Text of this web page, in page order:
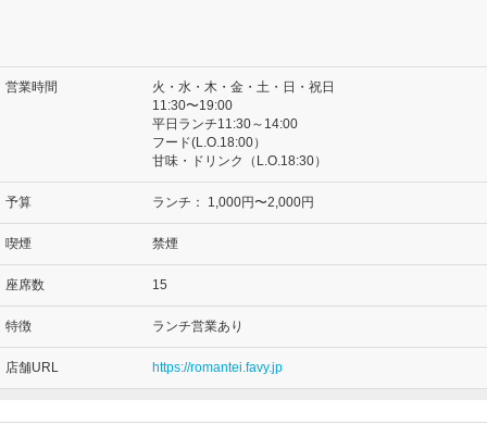
営業時間
火・水・木・金・土・日・祝日
11:30〜19:00
平日ランチ11:30～14:00
フード(L.O.18:00）
甘味・ドリンク（L.O.18:30）
予算 ランチ： 1,000円〜2,000円
喫煙 禁煙
座席数 15
特徴 ランチ営業あり
店舗URL https://romantei.favy.jp